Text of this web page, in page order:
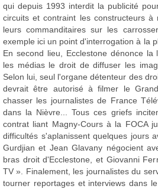
qui depuis 1993 interdit la publicité
circuits et contraint les constructeurs
leurs commanditaires sur les
exemple ici un point d'interrogation à la
En second lieu, Ecclestone dénonce
les médias le droit de diffuser les
Selon lui, seul l'organe détenteur des
devrait être autorisé à filmer le
chasser les journalistes de France
dans la Nièvre... Tous ces griefs
contrat liant Magny-Cours à la FOCA
difficultés s'aplanissent quelques jours
Gurdjian et Jean Glavany négocient
bras droit d'Ecclestone, et Giovanni
TV ». Finalement, les journalistes du
tourner reportages et interviews dans